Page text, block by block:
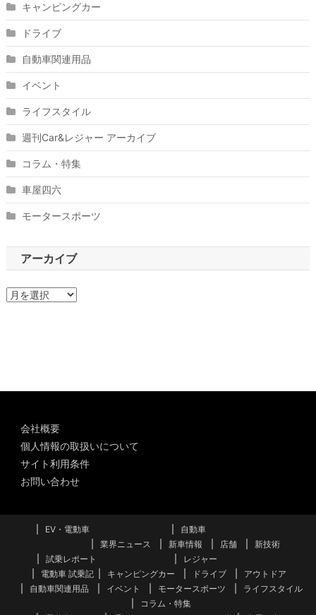
キャンピングカー
ドライブ
自動車関連用品
イベント
ライフスタイル
週刊Car&レジャー アーカイブ
コラム・特集
車屋四六
モータースポーツ
アーカイブ
ア
会社概要
個人情報の取扱いについて
サイト利用条件
お問い合わせ
EV・電動車
自動車
業界ニュース
新車情報 店舗
新技術
試乗レポート
電動車 試乗記
レジャー
キャンピングカー
ドライブ
アウトドア
自動車関連用品
イベント モータースポーツ
ライフスタイル
コラム・特集